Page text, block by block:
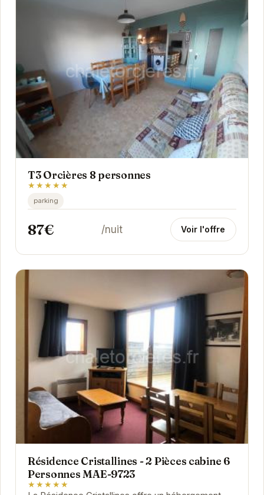
T3 Orcières 8 personnes
★★★★★
parking
87€ /nuit Voir l'offre
Résidence Cristallines - 2 Pièces cabine 6
Personnes MAE-9723
★★★★★